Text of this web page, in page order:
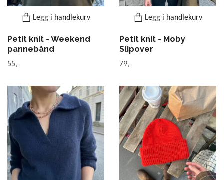
Legg i handlekurv
Petit knit - Weekend
pannebånd
55,-
Legg i handlekurv
Petit knit - Moby
Slipover
79,-